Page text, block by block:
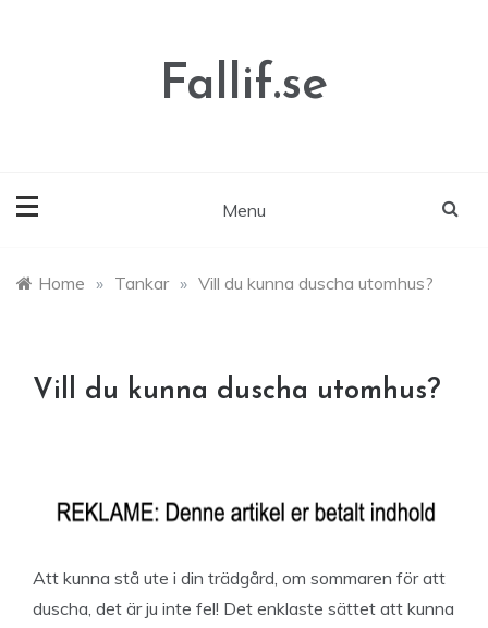
Fallif.se
Menu
Home » Tankar » Vill du kunna duscha utomhus?
Vill du kunna duscha utomhus?
Att kunna stå ute i din trädgård, om sommaren för att
duscha, det är ju inte fel! Det enklaste sättet att kunna